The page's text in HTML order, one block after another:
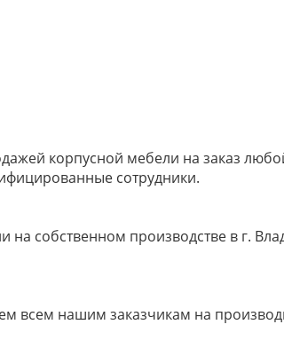
корпусной мебели на заказ
сотрудники.
собственном производстве в г.
всем нашим заказчикам на